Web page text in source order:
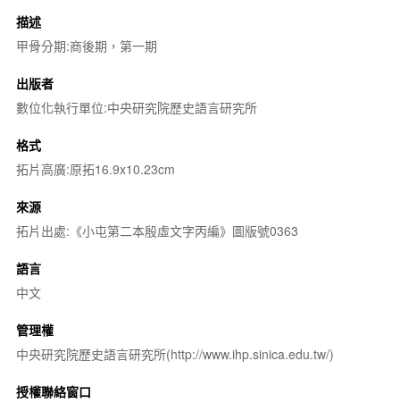
描述
甲骨分期:商後期，第一期
出版者
數位化執行單位:中央研究院歷史語言研究所
格式
拓片高廣:原拓16.9x10.23cm
來源
拓片出處:《小屯第二本殷虛文字丙編》圖版號0363
語言
中文
管理權
中央研究院歷史語言研究所(http://www.ihp.sinica.edu.tw/)
授權聯絡窗口